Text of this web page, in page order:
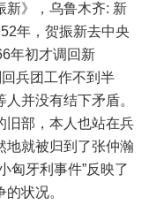
新》，乌鲁木齐: 新
年，贺振新去中央
年初才调回新
兵团工作不到半
并没有结下矛盾。
旧部，本人也站在兵
地就被归到了张仲瀚
匈牙利事件”反映了
状况。